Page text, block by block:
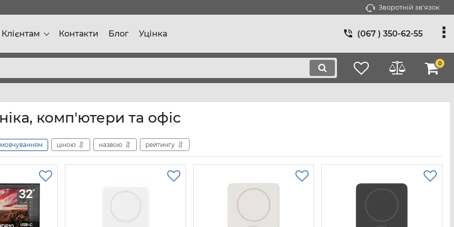
Зворотній зв'язок
Клієнтам Контакти Блог Уцінка (067 ) 350-62-55
0
комп'ютери та офіс
ціною назвою рейтингу